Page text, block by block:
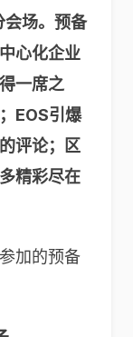
会场。预备
心化企业
一席之
EOS引爆
评论；区
精彩尽在
加的预备